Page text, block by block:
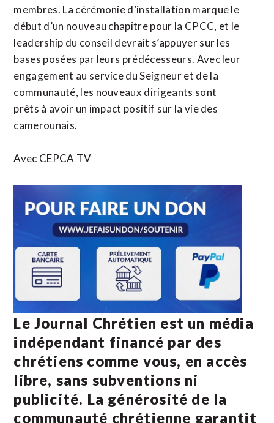
membres. La cérémonie d’installation marque le
début d’un nouveau chapitre pour la CPCC, et le
leadership du conseil devrait s’appuyer sur les
bases posées par leurs prédécesseurs. Avec leur
engagement au service du Seigneur et de la
communauté, les nouveaux dirigeants sont
prêts à avoir un impact positif sur la vie des
camerounais.
Avec CEPCA TV
Le Journal Chrétien est un média
indépendant financé par des
chrétiens comme vous, en accès
libre, sans subventions ni
publicité. La générosité de la
communauté chrétienne garantit